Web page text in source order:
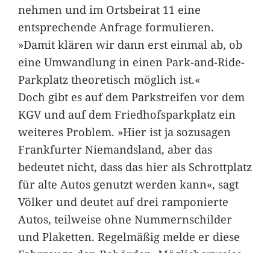
nehmen und im Ortsbeirat 11 eine
entsprechende Anfrage formulieren.
»Damit klären wir dann erst einmal ab, ob
eine Umwandlung in einen Park-and-Ride-
Parkplatz theoretisch möglich ist.«
Doch gibt es auf dem Parkstreifen vor dem
KGV und auf dem Friedhofsparkplatz ein
weiteres Problem. »Hier ist ja sozusagen
Frankfurter Niemandsland, aber das
bedeutet nicht, dass das hier als Schrottplatz
für alte Autos genutzt werden kann«, sagt
Völker und deutet auf drei ramponierte
Autos, teilweise ohne Nummernschilder
und Plaketten. Regelmäßig melde er diese